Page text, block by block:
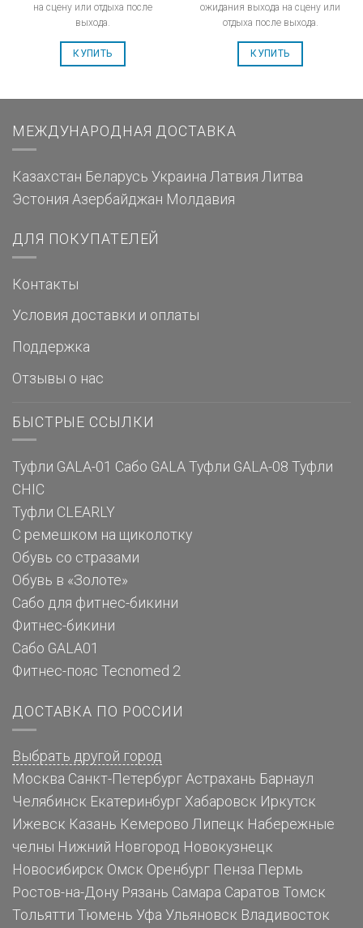
на сцену или отдыха после
выхода.
КУПИТЬ
ожидания выхода на сцену или
отдыха после выхода.
КУПИТЬ
МЕЖДУНАРОДНАЯ ДОСТАВКА
Казахстан Беларусь Украина Латвия Литва
Эстония Азербайджан Молдавия
ДЛЯ ПОКУПАТЕЛЕЙ
Контакты
Условия доставки и оплаты
Поддержка
Отзывы о нас
БЫСТРЫЕ ССЫЛКИ
Туфли GALA-01 Сабо GALA Туфли GALA-08 Туфли
CHIC
Туфли CLEARLY
С ремешком на щиколотку
Обувь со стразами
Обувь в «Золоте»
Сабо для фитнес-бикини
Фитнес-бикини
Сабо GALA01
Фитнес-пояс Tecnomed 2
ДОСТАВКА ПО РОССИИ
Выбрать другой город
Москва Санкт-Петербург Астрахань Барнаул
Челябинск Екатеринбург Хабаровск Иркутск
Ижевск Казань Кемерово Липецк Набережные
челны Нижний Новгород Новокузнецк
Новосибирск Омск Оренбург Пенза Пермь
Ростов-на-Дону Рязань Самара Саратов Томск
Тольятти Тюмень Уфа Ульяновск Владивосток